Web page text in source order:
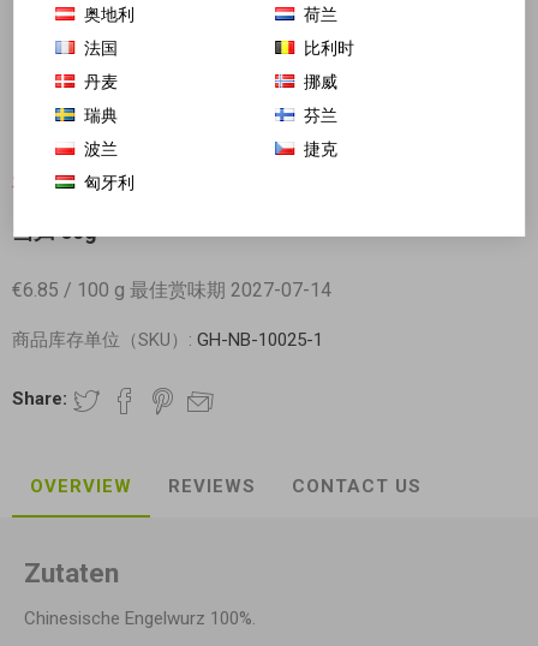
对不起-这个产品已经不再提供
当归 60g
€6.85 / 100 g 最佳赏味期 2027-07-14
商品库存单位（SKU）: GH-NB-10025-1
Share:
OVERVIEW REVIEWS CONTACT US
Zutaten
Chinesische Engelwurz 100%.
奥地利
荷兰
法国
比利时
丹麦
挪威
瑞典
芬兰
波兰
捷克
匈牙利